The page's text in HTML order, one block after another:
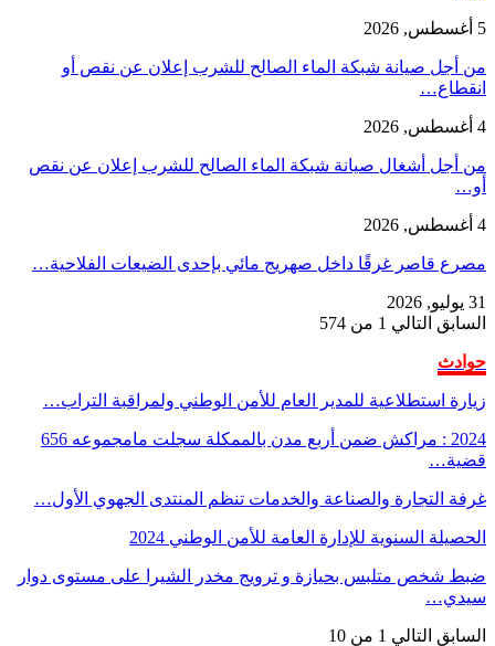
5 أغسطس, 2026
من أجل صيانة شبكة الماء الصالح للشرب إعلان عن نقص أو
انقطاع…
4 أغسطس, 2026
من أجل أشغال صيانة شبكة الماء الصالح للشرب إعلان عن نقص
أو…
4 أغسطس, 2026
مصرع قاصر غرقًا داخل صهريج مائي بإحدى الضيعات الفلاحية…
31 يوليو, 2026
السابق التالي 1 من 574
حوادث
زيارة استطلاعية للمدير العام للأمن الوطني ولمراقبة التراب…
2024 : مراكش ضمن أربع مدن بالممكلة سجلت مامجموعه 656
قضية…
غرفة التجارة والصناعة والخدمات تنظم المنتدى الجهوي الأول…
الحصيلة السنوية للإدارة العامة للأمن الوطني 2024
ضبط شخص متلبس بحيازة و ترويج مخدر الشيرا على مستوى دوار
سيدي…
السابق التالي 1 من 10